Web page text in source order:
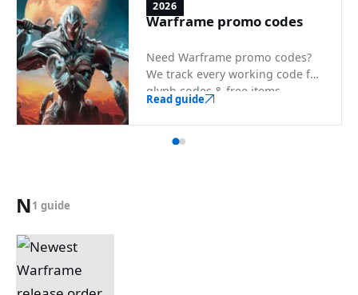
2026
Warframe promo codes
Need Warframe promo codes?
We track every working code for
glyph codes & free items.
Read guide
N1 guide